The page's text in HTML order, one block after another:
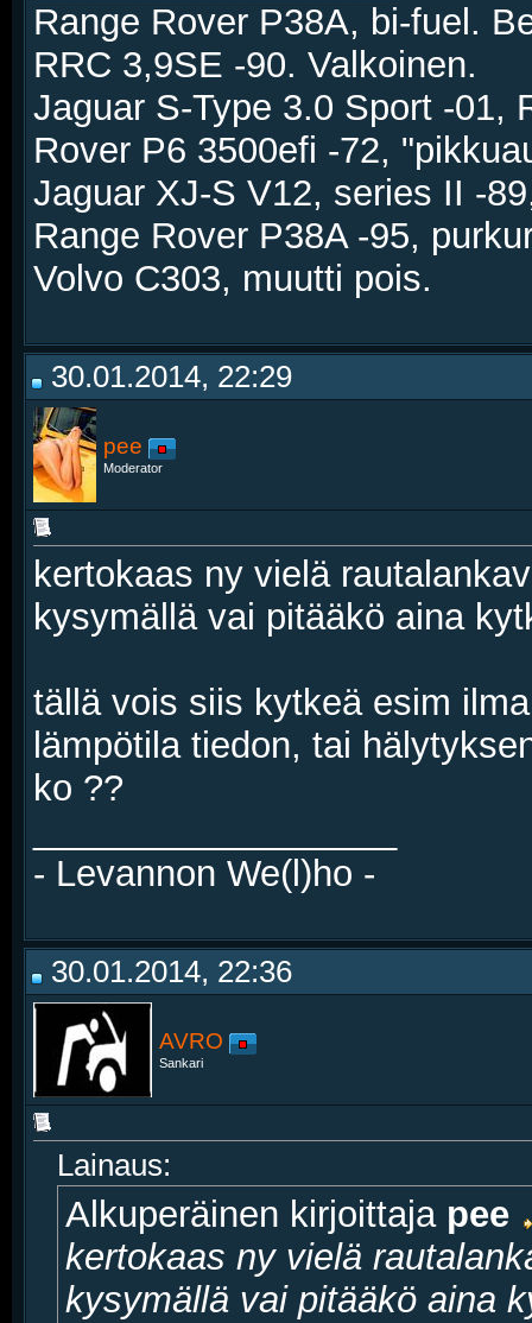
Range Rover P38A, bi-fuel.
RRC 3,9SE -90. Valkoinen.
Jaguar S-Type 3.0 Sport -01,
Rover P6 3500efi -72,
Jaguar XJ-S V12, series II -
Range Rover P38A -95,
Volvo C303, muutti pois.
30.01.2014, 22:29
pee
Moderator
kertokaas ny vielä
kysymällä vai pitääkö aina
tällä vois siis kytkeä esim
lämpötila tiedon, tai
ko ??
- Levannon We(l)ho -
30.01.2014, 22:36
AVRO
Sankari
Lainaus:
Alkuperäinen kirjoittaja pee
kertokaas ny vielä
kysymällä vai pitääkö aina